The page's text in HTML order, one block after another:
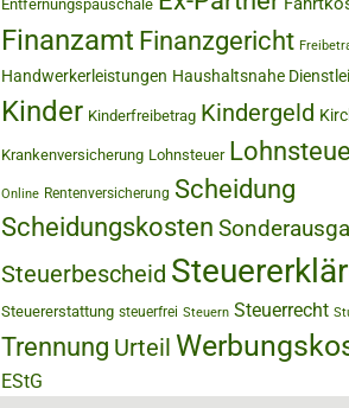
Entfernungspauschale
Finanzamt Finanzgericht
Handwerkerleistungen Haushaltsnahe
Kinder Kinderfreibetrag Kindergeld
Krankenversicherung Lohnsteuer
Online Rentenversicherung Scheidung
Scheidungskosten
Steuerbescheid
Steuererstattung steuerfrei Steuern Steuerrecht
Trennung Urteil
EStG